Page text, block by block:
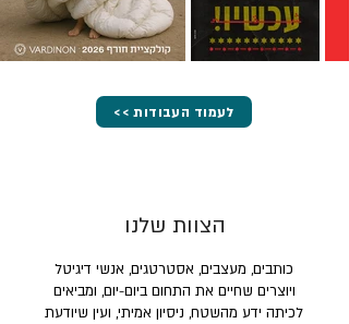
<< לעמוד העבודות
הצוות שלנו
כותבים, מעצבים, אסטרטגים, אנשי דיגיטל
ויוצרים שחיים את התחום ביום-יום, ומביאים
לכיתה ידע מהשטח, ניסיון אמיתי, ועין שיודעת